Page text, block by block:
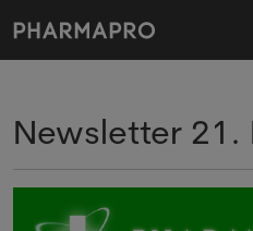
Newsletter 21.